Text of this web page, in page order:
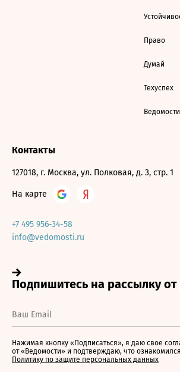
Право
Думай
Техуспех
Контакты
127018, г. Москва, ул. Полковая, д. 3, стр. 1
На карте
+7 495 956-34-58
info@vedomosti.ru
Нажимая кнопку «Подписаться», я даю свое
от «Ведомости» и подтверждаю, что
Политику по защите персональных данных